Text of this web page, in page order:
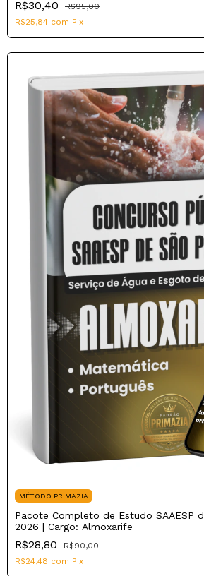
R$30,40
R$95,00
R$25,84 com Pix
MÉTODO PRIMAZIA
Pacote Completo de Estudo SAAESP
2026 | Cargo: Almoxarife
R$28,80
R$90,00
R$24,48 com Pix